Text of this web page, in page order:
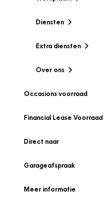
Diensten
Extra diensten
Over ons
Occasions voorraad
Financial Lease Voorraad
Direct naar
Garageafspraak
Meer informatie